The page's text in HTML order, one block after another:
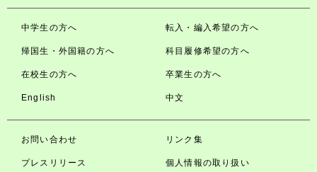
中学生の方へ 転入・編入希望の方へ
帰国生・外国籍の方へ 科目履修希望の方へ
在校生の方へ 卒業生の方へ
English 中文
お問い合わせ リンク集
プレスリリース 個人情報の取り扱い